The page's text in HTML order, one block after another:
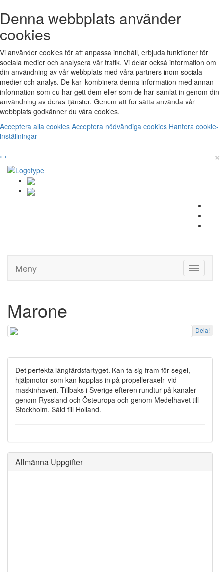
Denna webbplats använder
cookies
Vi använder cookies för att anpassa innehåll, erbjuda funktioner för
sociala medier och analysera vår trafik. Vi delar också information om
din användning av vår webbplats med våra partners inom sociala
medier och analys. De kan kombinera denna information med annan
information som du har gett dem eller som de har samlat in genom din
användning av deras tjänster. Genom att fortsätta använda vår
webbplats godkänner du våra cookies.
Acceptera alla cookies Acceptera nödvändiga cookies Hantera cookie-
inställningar
‹ › ×
Toggle
Meny
Marone
Dela!
Det perfekta långfärdsfartyget. Kan ta sig fram för segel,
hjälpmotor som kan kopplas in på propelleraxeln vid
maskinhaveri. Tillbaks i Sverige efteren rundtur på kanaler
genom Ryssland och Östeuropa och genom Medelhavet till
Stockholm. Såld till Holland.
Allmänna Uppgifter